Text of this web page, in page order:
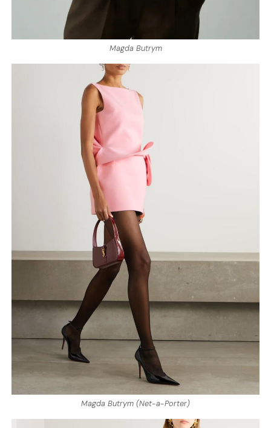
Magda Butrym
Magda Butrym (Net-a-Porter)